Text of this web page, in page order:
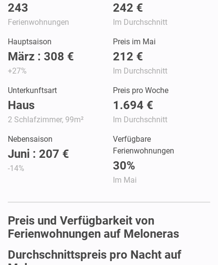
243
Ferienwohnungen
242 €
Im Durchschnitt
Hauptsaison
März : 308 €
+27%
Preis im Mai
212 €
Im Durchschnitt
Unterkunftsart
Haus
2 Schlafzimmer, 99m²
Preis pro Woche
1.694 €
Im Durchschnitt
Nebensaison
Juni : 207 €
-14%
Verfügbare
Ferienwohnungen
30%
Im Mai
Preis und Verfügbarkeit von
Ferienwohnungen auf Meloneras
Durchschnittspreis pro Nacht auf